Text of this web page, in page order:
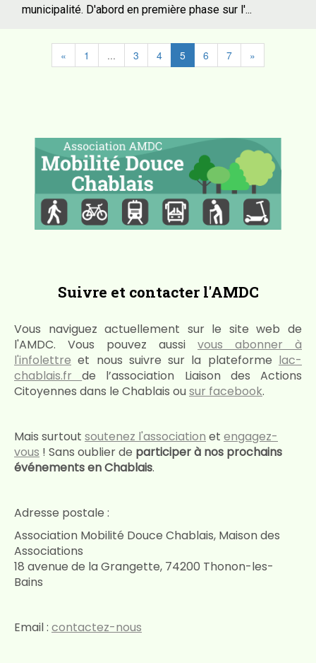
municipalité. D'abord en première phase sur l'...
« 1 ... 3 4 5 6 7 »
Suivre et contacter l'AMDC
Vous naviguez actuellement sur le site web de
l'AMDC. Vous pouvez aussi vous abonner à
l'infolettre et nous suivre sur la plateforme lac-
chablais.frde l’association Liaison des Actions
Citoyennes dans le Chablais ousur facebook.
Mais surtout soutenez l'association et engagez-
vous ! Sans oublier de participer à nos prochains
événements en Chablais.
Adresse postale :
Association Mobilité Douce Chablais, Maison des
Associations
18 avenue de la Grangette, 74200 Thonon-les-
Bains
Email : contactez-nous